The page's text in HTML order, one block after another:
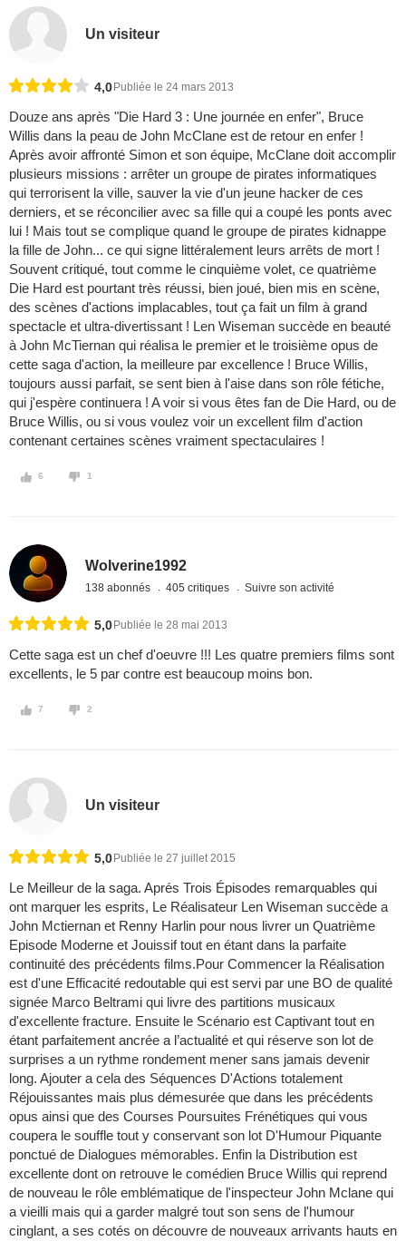
Un visiteur
4,0 Publiée le 24 mars 2013
Douze ans après "Die Hard 3 : Une journée en enfer", Bruce
Willis dans la peau de John McClane est de retour en enfer !
Après avoir affronté Simon et son équipe, McClane doit accomplir
plusieurs missions : arrêter un groupe de pirates informatiques
qui terrorisent la ville, sauver la vie d'un jeune hacker de ces
derniers, et se réconcilier avec sa fille qui a coupé les ponts avec
lui ! Mais tout se complique quand le groupe de pirates kidnappe
la fille de John... ce qui signe littéralement leurs arrêts de mort !
Souvent critiqué, tout comme le cinquième volet, ce quatrième
Die Hard est pourtant très réussi, bien joué, bien mis en scène,
des scènes d'actions implacables, tout ça fait un film à grand
spectacle et ultra-divertissant ! Len Wiseman succède en beauté
à John McTiernan qui réalisa le premier et le troisième opus de
cette saga d'action, la meilleure par excellence ! Bruce Willis,
toujours aussi parfait, se sent bien à l'aise dans son rôle fétiche,
qui j'espère continuera ! A voir si vous êtes fan de Die Hard, ou de
Bruce Willis, ou si vous voulez voir un excellent film d'action
contenant certaines scènes vraiment spectaculaires !
6 1
Wolverine1992
138 abonnés 405 critiques Suivre son activité
5,0 Publiée le 28 mai 2013
Cette saga est un chef d'oeuvre !!! Les quatre premiers films sont
excellents, le 5 par contre est beaucoup moins bon.
7 2
Un visiteur
5,0 Publiée le 27 juillet 2015
Le Meilleur de la saga. Aprés Trois Épisodes remarquables qui
ont marquer les esprits, Le Réalisateur Len Wiseman succède a
John Mctiernan et Renny Harlin pour nous livrer un Quatrième
Episode Moderne et Jouissif tout en étant dans la parfaite
continuité des précédents films.Pour Commencer la Réalisation
est d'une Efficacité redoutable qui est servi par une BO de qualité
signée Marco Beltrami qui livre des partitions musicaux
d'excellente fracture. Ensuite le Scénario est Captivant tout en
étant parfaitement ancrée a l’actualité et qui réserve son lot de
surprises a un rythme rondement mener sans jamais devenir
long. Ajouter a cela des Séquences D'Actions totalement
Réjouissantes mais plus démesurée que dans les précédents
opus ainsi que des Courses Poursuites Frénétiques qui vous
coupera le souffle tout y conservant son lot D'Humour Piquante
ponctué de Dialogues mémorables. Enfin la Distribution est
excellente dont on retrouve le comédien Bruce Willis qui reprend
de nouveau le rôle emblématique de l'inspecteur John Mclane qui
a vieilli mais qui a garder malgré tout son sens de l'humour
cinglant, a ses cotés on découvre de nouveaux arrivants hauts en